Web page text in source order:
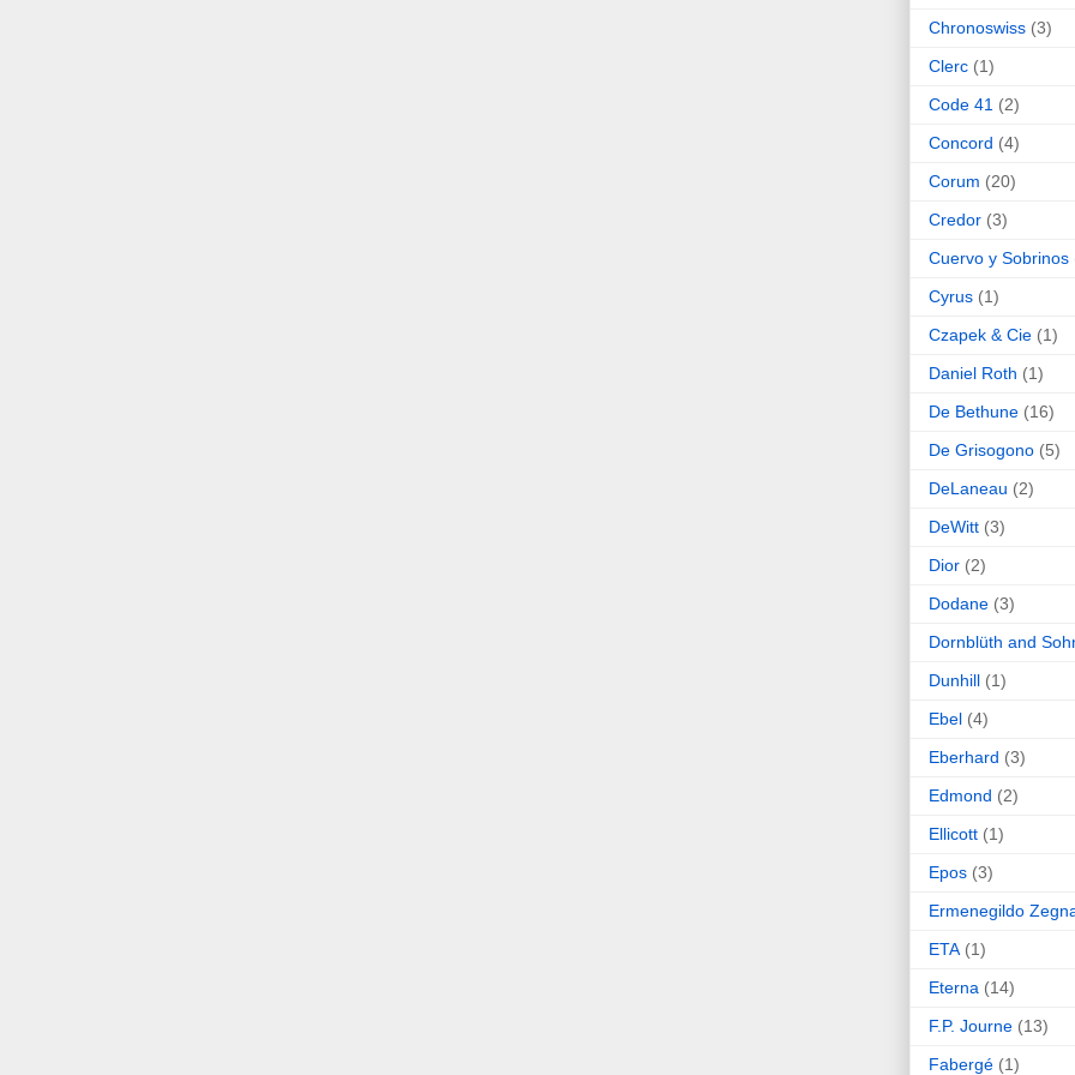
Chronoswiss (3)
Clerc (1)
Code 41 (2)
Concord (4)
Corum (20)
Credor (3)
Cuervo y Sobrinos
Cyrus (1)
Czapek & Cie (1)
Daniel Roth (1)
De Bethune (16)
De Grisogono (5)
DeLaneau (2)
DeWitt (3)
Dior (2)
Dodane (3)
Dornblüth and
Dunhill (1)
Ebel (4)
Eberhard (3)
Edmond (2)
Ellicott (1)
Epos (3)
Ermenegildo
ETA (1)
Eterna (14)
F.P. Journe (13)
Fabergé (1)